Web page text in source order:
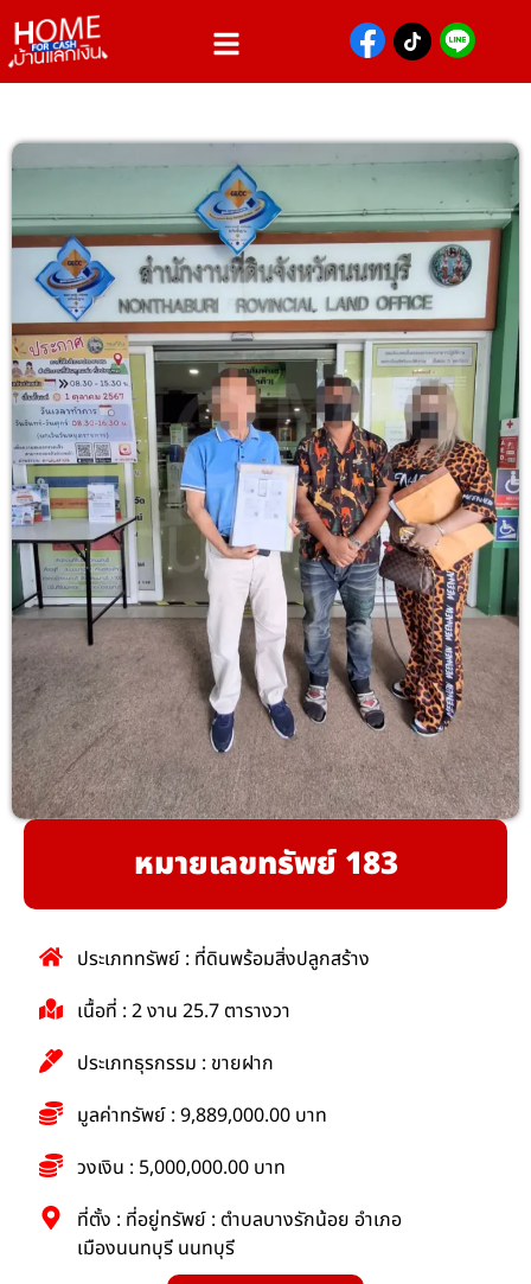
หมายเลขทรัพย์ 183
ประเภททรัพย์ : ที่ดินพร้อมสิ่งปลูกสร้าง
เนื้อที่ : 2 งาน 25.7 ตารางวา
ประเภทธุรกรรม : ขายฝาก
มูลค่าทรัพย์ : 9,889,000.00 บาท
วงเงิน : 5,000,000.00 บาท
ที่ตั้ง : ที่อยู่ทรัพย์ : ตำบลบางรักน้อย อำเภอ
เมืองนนทบุรี นนทบุรี